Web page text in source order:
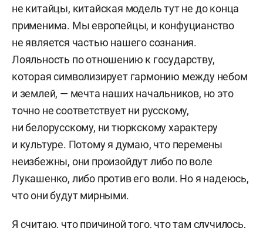
не китайцы, китайская модель тут не до конца
применима. Мы европейцы, и конфуцианство
не является частью нашего сознания.
Лояльность по отношению к государству,
которая символизирует гармонию между небом
и землей, — мечта наших начальников, но это
точно не соответствует ни русскому,
ни белорусскому, ни тюркскому характеру
и культуре. Потому я думаю, что перемены
неизбежны, они произойдут либо по воле
Лукашенко, либо против его воли. Но я надеюсь,
что они будут мирными.
Я считаю, что причиной того, что там случилось,